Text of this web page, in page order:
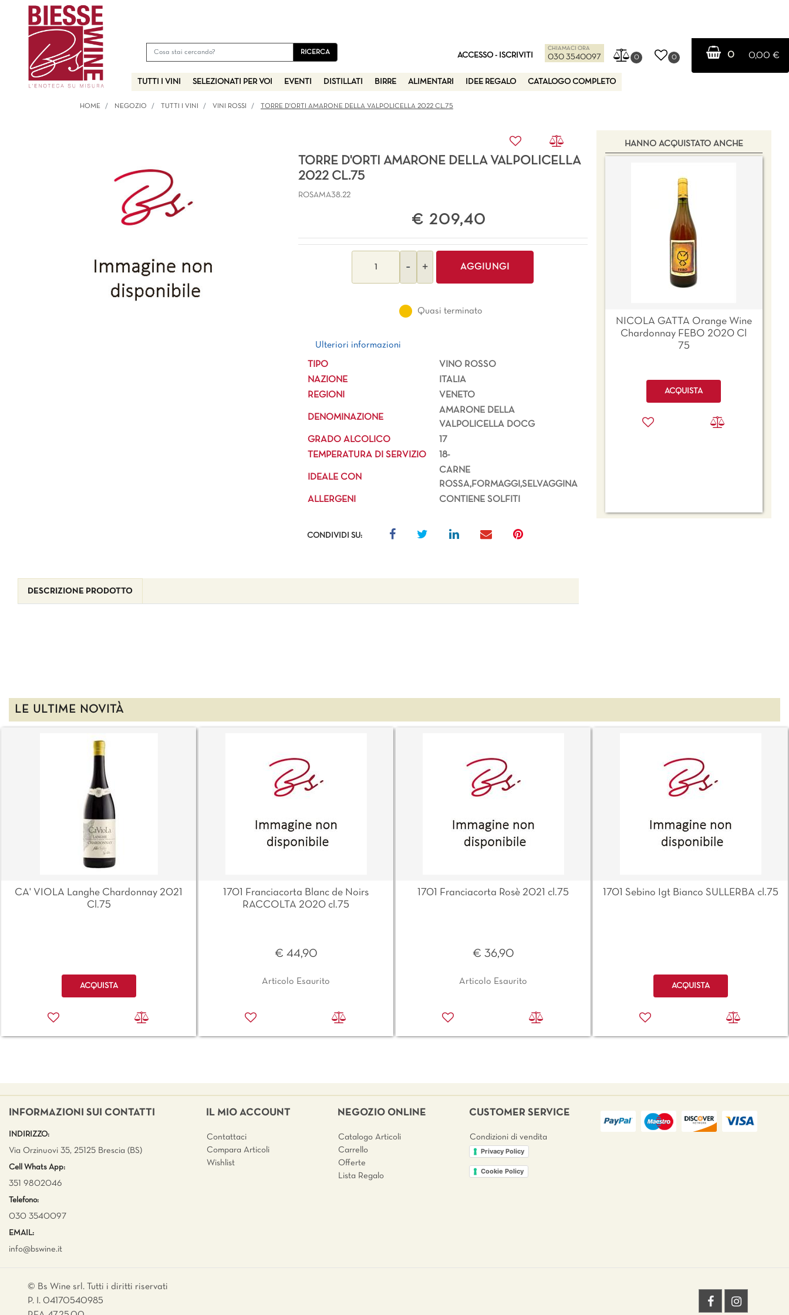
ACCESSO - ISCRIVITI
CHIAMACI ORA
030 3540097 0 0 0 0,00 €
TUTTI I VINI SELEZIONATI PER VOI EVENTI DISTILLATI BIRRE ALIMENTARI IDEE REGALO CATALOGO COMPLETO
HOME NEGOZIO TUTTI I VINI VINI ROSSI TORRE D'ORTI AMARONE DELLA VALPOLICELLA 2022 CL.75
TORRE D'ORTI AMARONE DELLA VALPOLICELLA
2022 CL.75
ROSAMA38.22
€ 209,40
AGGIUNGI
Quasi terminato
Ulteriori informazioni
Ulteriori informazioni
TIPO
VINO ROSSO
NAZIONE
ITALIA
REGIONI
VENETO
DENOMINAZIONE
AMARONE DELLA
VALPOLICELLA DOCG
GRADO ALCOLICO
17
TEMPERATURA DI SERVIZIO
18-
IDEALE CON
CARNE
ROSSA,FORMAGGI,SELVAGGINA
ALLERGENI
CONTIENE SOLFITI
CONDIVIDI SU:
HANNO ACQUISTATO ANCHE
NICOLA GATTA Orange Wine
Chardonnay FEBO 2020 Cl
75
Quantità
ACQUISTA
DESCRIZIONE PRODOTTO
LE ULTIME NOVITÀ
CA' VIOLA Langhe Chardonnay 2021
Cl.75
Quantità
ACQUISTA
1701 Franciacorta Blanc de Noirs
RACCOLTA 2020 cl.75
€ 44,90
Articolo Esaurito
1701 Franciacorta Rosè 2021 cl.75
€ 36,90
Articolo Esaurito
1701 Sebino Igt Bianco SULLERBA cl.75
Quantità
ACQUISTA
INFORMAZIONI SUI CONTATTI
INDIRIZZO:
Via Orzinuovi 35, 25125 Brescia (BS)
Cell Whats App:
351 9802046
Telefono:
030 3540097
EMAIL:
info@bswine.it
IL MIO ACCOUNT
Contattaci
Compara Articoli
Wishlist
NEGOZIO ONLINE
Catalogo Articoli
Carrello
Offerte
Lista Regalo
CUSTOMER SERVICE
Condizioni di vendita
Privacy Policy
Cookie Policy
© Bs Wine srl. Tutti i diritti riservati
P. I. 04170540985